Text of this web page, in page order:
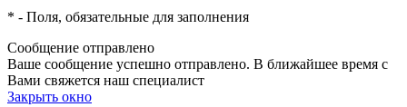
* - Поля, обязательные для заполнения
Сообщение отправлено
Ваше сообщение успешно отправлено. В ближайшее время с
Вами свяжется наш специалист
Закрыть окно